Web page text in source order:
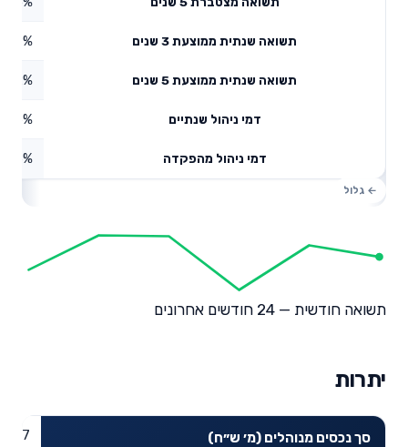
תשואה שנתית ממוצעת 3 שנים
תשואה שנתית ממוצעת 5 שנים
דמי ניהול שנתיים 0.16%
דמי ניהול מהפקדה 1.6%
תשואה חודשית — 24 חודשים אחרונים
יתרות
סך נכסים מנוהלים (מ׳ ש״ח)